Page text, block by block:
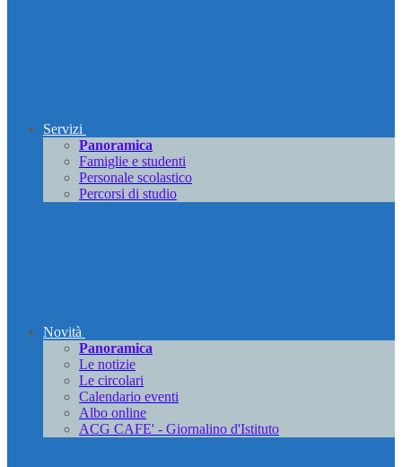
Servizi
Panoramica
Famiglie e studenti
Personale scolastico
Percorsi di studio
Novità
Panoramica
Le notizie
Le circolari
Calendario eventi
Albo online
ACG CAFE' - Giornalino d'Istituto